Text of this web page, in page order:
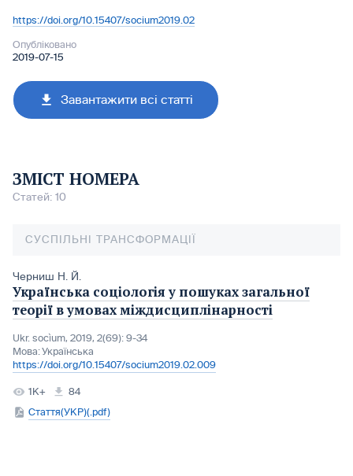
DOI:
https://doi.org/10.15407/socium2019.02
Опубліковано
2019-07-15
Завантажити всі статті
ЗМІСТ НОМЕРА
Статей: 10
СУСПІЛЬНІ ТРАНСФОРМАЦІЇ
Черниш Н. Й.
Українська соціологія у пошуках загальної
теорії в умовах міждисциплінарності
Ukr. socìum, 2019, 2(69): 9-34
Мова:Українська
https://doi.org/10.15407/socium2019.02.009
1K+
84
Стаття(УКР)(.pdf)